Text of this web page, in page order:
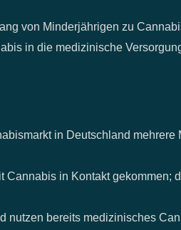
von Minderjährigen zu
in die medizinische
in Deutschland mehrere
in Kontakt gekommen;
nutzen bereits medizinisches